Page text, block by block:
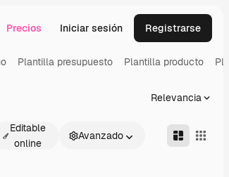
imagen
Precios Iniciar sesión Registrarse
Plantilla presupuesto Plantilla producto
Relevancia
Editable
online
Avanzado